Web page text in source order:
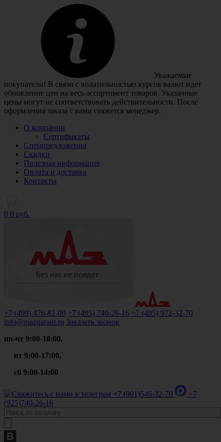
Уважаемые
покупатели! В связи с волатильностью курсов валют идет
обновление цен на весь ассортимент товаров. Указанные
цены могут не соответствовать действительности. После
оформления заказа с вами свяжется менеджер.
О компании
Сертификаты
Спецпредложения
Скидки
Полезная информация
Оплата и доставка
Контакты
0 0 руб.
+7 (499) 476-82-09 +7 (495) 740-26-16 +7 (495) 972-32-70
info@mazgarant.ru Заказать звонок
пн-чт 9:00-18:00,
пт 9:00-17:00,
сб 9:00-14:00
+7 (901)546-32-70
+7
(925)740-26-16